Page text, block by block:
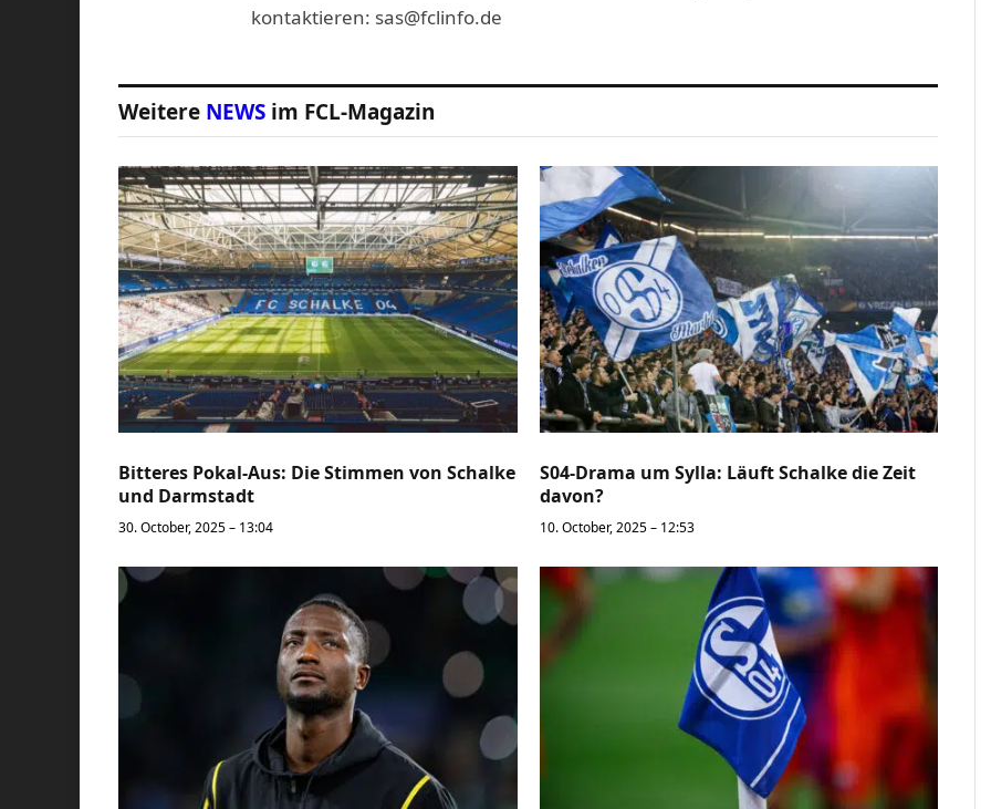
kontaktieren: sas@fclinfo.de
Weitere NEWS im FCL-Magazin
Bitteres Pokal-Aus: Die Stimmen von Schalke
und Darmstadt
30. October, 2025 – 13:04
S04-Drama um Sylla: Läuft Schalke die Zeit
davon?
10. October, 2025 – 12:53